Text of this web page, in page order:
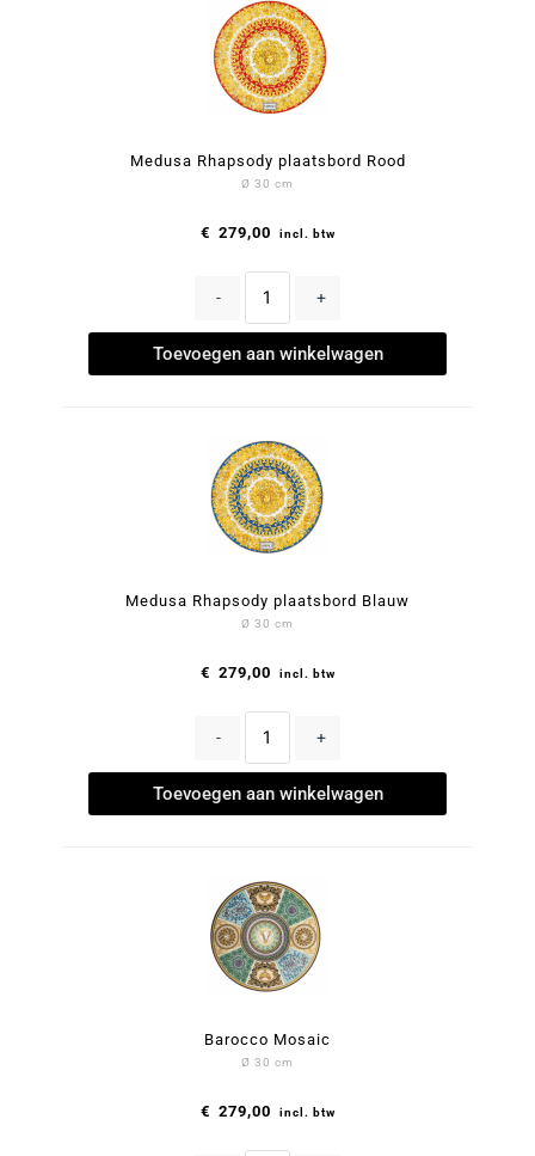
Medusa Rhapsody plaatsbord Rood
Ø 30 cm
€ 279,00 incl. btw
- +
Toevoegen aan winkelwagen
Medusa Rhapsody plaatsbord Blauw
Ø 30 cm
€ 279,00 incl. btw
- +
Toevoegen aan winkelwagen
Barocco Mosaic
Ø 30 cm
€ 279,00 incl. btw